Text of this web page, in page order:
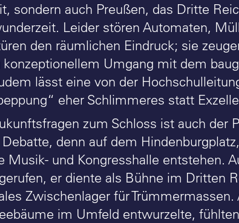
sondern auch Preußen, das Dritte
Leider stören Automaten,
den räumlichen Eindruck; sie
Umgang mit dem
lässt eine von der
eher Schlimmeres statt
zum Schloss ist auch der
denn auf dem
Musik- und Kongresshalle entstehen.
er diente als Bühne im Dritten
Zwischenlager für
im Umfeld entwurzelte,